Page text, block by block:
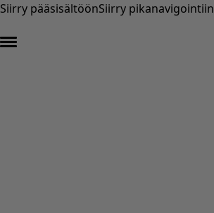
Siirry pääsisältöönSiirry pikanavigointiin